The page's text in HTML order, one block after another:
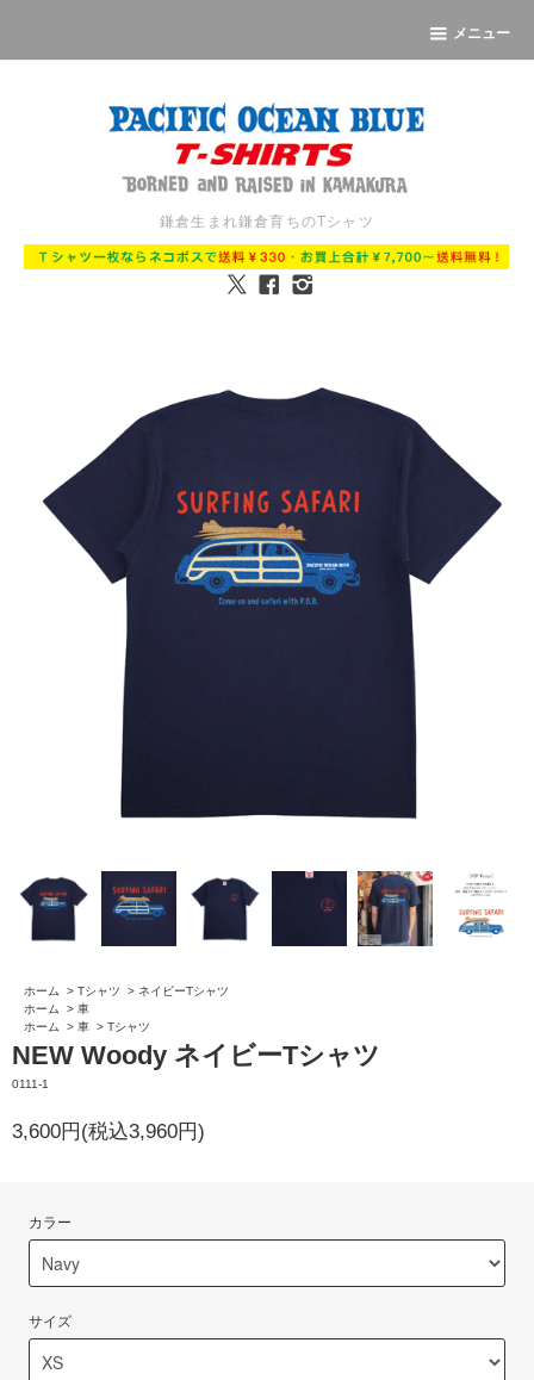
メニュー
鎌倉生まれ鎌倉育ちのTシャツ
ホーム > Tシャツ > ネイビーTシャツ
ホーム
> 車
ホーム
> 車 > Tシャツ
NEW Woody ネイビーTシャツ
0111-1
3,600円(税込3,960円)
カラー
サイズ